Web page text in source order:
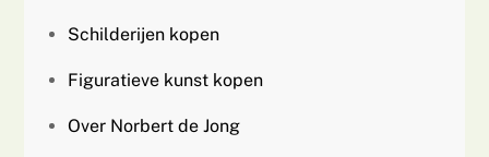
Schilderijen kopen
Figuratieve kunst kopen
Over Norbert de Jong